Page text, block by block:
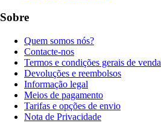
Sobre
Quem somos nós?
Contacte-nos
Termos e condições gerais de venda
Devoluções e reembolsos
Informação legal
Meios de pagamento
Tarifas e opções de envio
Nota de Privacidade